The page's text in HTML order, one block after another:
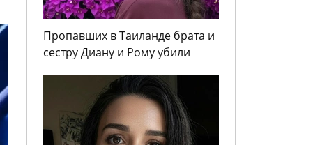
Пропавших в Таиланде брата и
сестру Диану и Рому убили